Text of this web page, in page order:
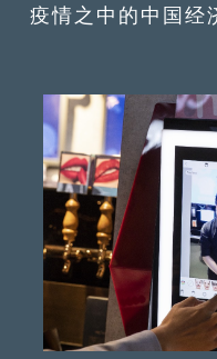
疫情之中的中国经